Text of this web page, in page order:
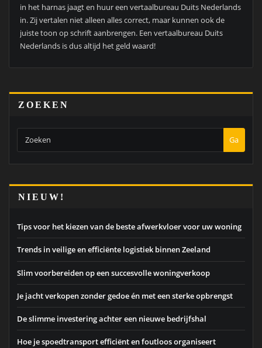
in het harnas jaagt en huur een vertaalbureau Duits Nederlands
in. Zij vertalen niet alleen alles correct, maar kunnen ook de
juiste toon op schrift aanbrengen. Een vertaalbureau Duits
Nederlands is dus altijd het geld waard!
ZOEKEN
Ga
NIEUW!
Tips voor het kiezen van de beste afwerkvloer voor uw woning
Trends in veilige en efficiënte logistiek binnen Zeeland
Slim voorbereiden op een succesvolle woningverkoop
Je jacht verkopen zonder gedoe én met een sterke opbrengst
De slimme investering achter een nieuwe bedrijfshal
Hoe je spoedtransport efficiënt en foutloos organiseert